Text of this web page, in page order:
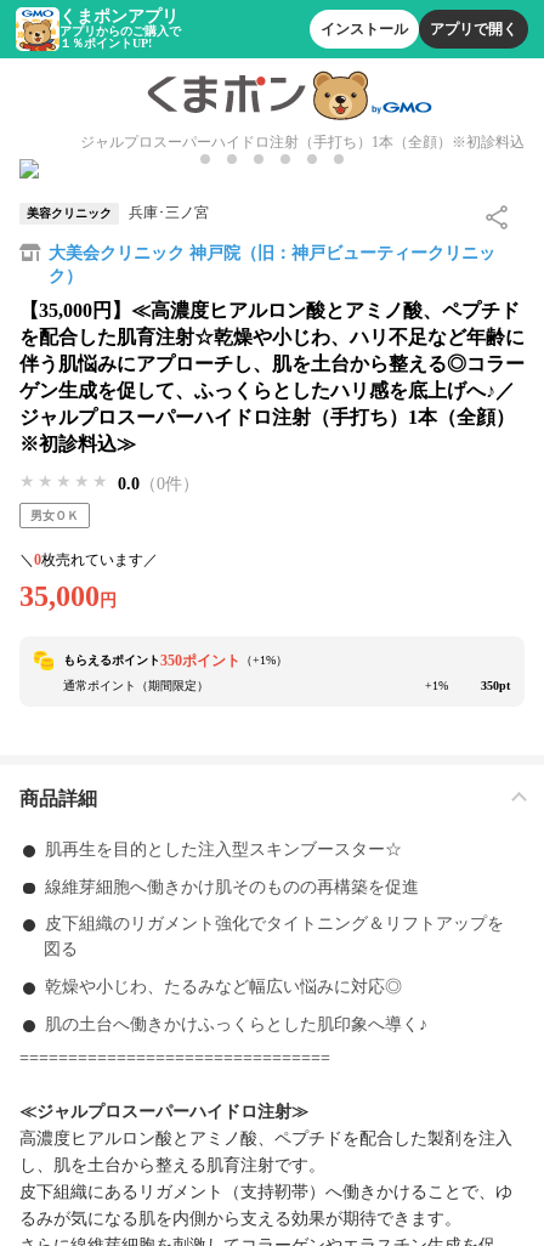
くまポンアプリ
アプリからのご購入で
１％ポイントUP!
インストール アプリで開く
ジャルプロスーパーハイドロ注射（手打ち）1本（全顔）※初診料込
美容クリニック 兵庫･三ノ宮
大美会クリニック 神戸院（旧：神戸ビューティークリニッ
ク）
【35,000円】≪高濃度ヒアルロン酸とアミノ酸、ペプチド
を配合した肌育注射☆乾燥や小じわ、ハリ不足など年齢に
伴う肌悩みにアプローチし、肌を土台から整える◎コラー
ゲン生成を促して、ふっくらとしたハリ感を底上げへ♪／
ジャルプロスーパーハイドロ注射（手打ち）1本（全顔）
※初診料込≫
★★★★★
★★★★★
★★★★★ 0.0 （0件）
男女ＯＫ
＼ 0枚売れています／
35,000 円
もらえるポイント350ポイント （+1%）
通常ポイント（期間限定）
+1% 350pt
商品詳細
肌再生を目的とした注入型スキンブースター☆
線維芽細胞へ働きかけ肌そのものの再構築を促進
皮下組織のリガメント強化でタイトニング＆リフトアップを
図る
乾燥や小じわ、たるみなど幅広い悩みに対応◎
肌の土台へ働きかけふっくらとした肌印象へ導く♪
================================
≪ジャルプロスーパーハイドロ注射≫
高濃度ヒアルロン酸とアミノ酸、ペプチドを配合した製剤を注入
し、肌を土台から整える肌育注射です。
皮下組織にあるリガメント（支持靭帯）へ働きかけることで、ゆ
るみが気になる肌を内側から支える効果が期待できます。